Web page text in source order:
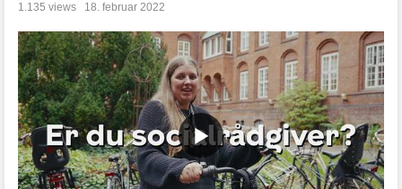
1.135 views 18. februar 2022